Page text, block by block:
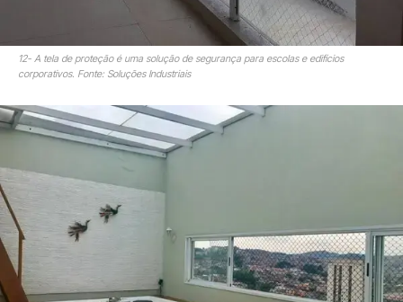
12- A tela de proteção é uma solução de segurança para escolas e edifícios
corporativos. Fonte: Soluções Industriais